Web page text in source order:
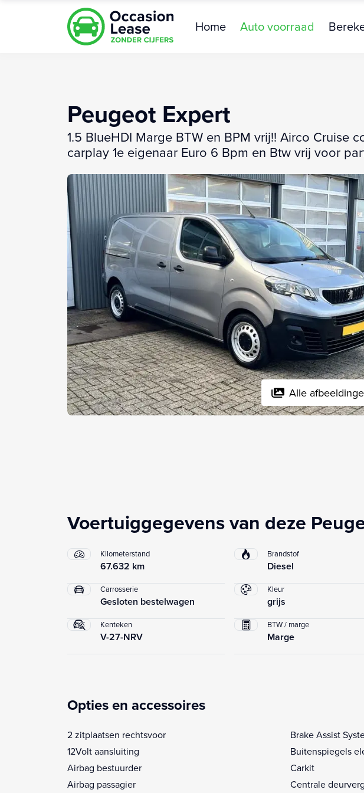
Home Auto voorraad
Peugeot Expert
1.5 BlueHDI Marge BTW en BPM vrij!! Airco
carplay 1e eigenaar Euro 6 Bpm en Btw vrij voor
Alle
Voertuiggegevens van deze
Kilometerstand
67.632 km
Brandstof
Diesel
Carrosserie
Gesloten bestelwagen
Kleur
grijs
Kenteken
V-27-NRV
BTW / marge
Marge
Opties en accessoires
2 zitplaatsen rechtsvoor
12Volt aansluiting
Airbag bestuurder
Airbag passagier
Brake Assist
Buitenspiegels
Carkit
Centrale